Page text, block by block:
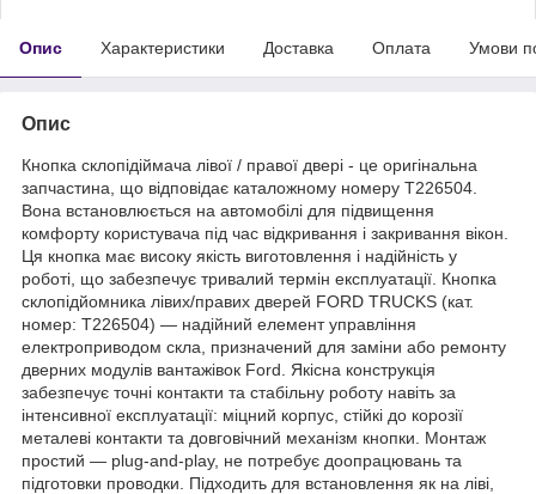
Опис Характеристики Доставка Оплата Умови
Опис
Кнопка склопідіймача лівої / правої двері - це оригінальна
запчастина, що відповідає каталожному номеру T226504.
Вона встановлюється на автомобілі для підвищення
комфорту користувача під час відкривання і закривання вікон.
Ця кнопка має високу якість виготовлення і надійність у
роботі, що забезпечує тривалий термін експлуатації. Кнопка
склопідйомника лівих/правих дверей FORD TRUCKS (кат.
номер: T226504) — надійний елемент управління
електроприводом скла, призначений для заміни або ремонту
дверних модулів вантажівок Ford. Якісна конструкція
забезпечує точні контакти та стабільну роботу навіть за
інтенсивної експлуатації: міцний корпус, стійкі до корозії
металеві контакти та довговічний механізм кнопки. Монтаж
простий — plug-and-play, не потребує доопрацювань та
підготовки проводки. Підходить для встановлення як на ліві,